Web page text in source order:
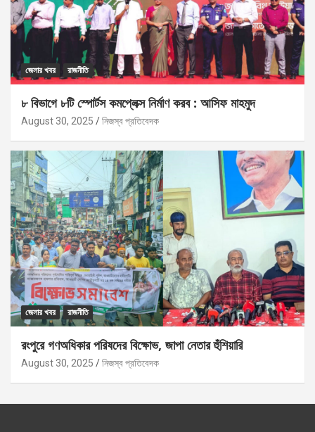
জেলার খবর রাজনীতি
৮ বিভাগে ৮টি স্পোর্টস কমপ্লেক্স নির্মাণ করব : আসিফ মাহমুদ
August 30, 2025 নিজস্ব প্রতিবেদক
জেলার খবর রাজনীতি
রংপুরে গণঅধিকার পরিষদের বিক্ষোভ, জাপা নেতার হুঁশিয়ারি
August 30, 2025 নিজস্ব প্রতিবেদক